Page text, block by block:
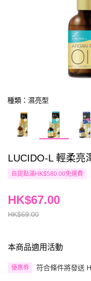
種類：濕亮型
LUCIDO-L 輕柔亮
自提點滿HK$580.00免運費
HK$69.00
HK$67.00
本商品適用活動
優惠券 符合條件將發送